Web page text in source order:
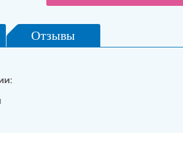
Отзывы